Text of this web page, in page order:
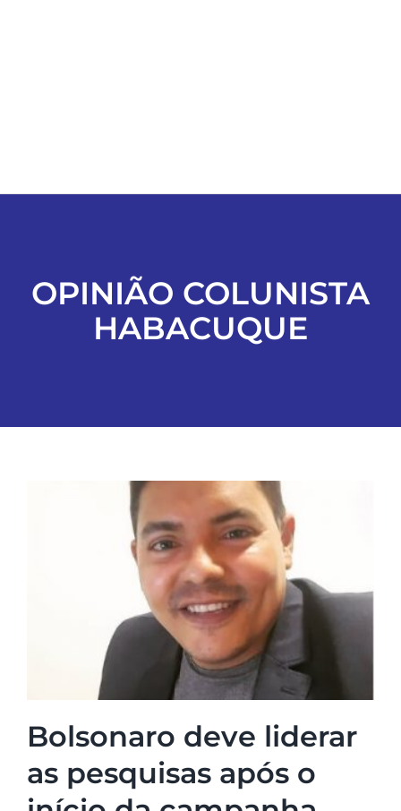
EDIÇÕES EM PDF
OPINIÃO COLUNISTA
HABACUQUE
Bolsonaro deve liderar
as pesquisas após o